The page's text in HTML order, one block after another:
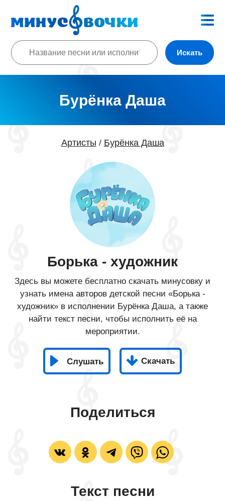
Искать
Бурёнка Даша
Артисты / Бурёнка Даша
Борька - художник
Здесь вы можете бесплатно скачать минусовку и
узнать имена авторов детской песни «Борька -
художник» в исполнении Бурёнка Даша, а также
найти текст песни, чтобы исполнить её на
мероприятии.
Слушать Скачать
Поделиться
Текст песни